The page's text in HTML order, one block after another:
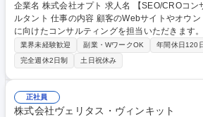
企業名 株式会社オプト 求人名 【SEO/CROコンサルタント】Webコンサ
ルタント 仕事の内容 顧客のWebサイトやオウンドメディアの価値最大化
に向けたコンサルティングを担当いただきます
O・LPO・CROからUIUX改善まで、課題抽出・
任せします。 ・SEO戦略策定および実行支援（キーワード調査、内外対
策、各種改善提案） ・コンテンツマーケティン
理） ・CRO／UIUX改善（サイト調査・分析、
ト内導線の改善提案） ユーザー視点での本質的
す。 募集職種 【SEO/CROコンサルタント】
業界未経験歓迎 副業・WワークOK 年間休日120
完全週休2日制
土日祝休み
正社員
株式会社ヴェリタス・ヴィンキット